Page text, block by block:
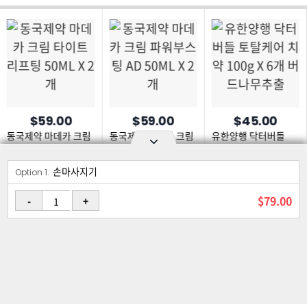
$59.00
동국제약 마데카 크림
타이트 리프팅 50ML
X 2개
$59.00
동국제약 마데카 크림
파워부스팅 AD 50ML
X 2개
$45.00
유한양행 닥터버들
토탈케어 치약 100g X
6개 버드나무추출
Option 1. 손마사지기
- + $79.00
로그인
이용약관 개인정보 보호정책 고객센터 제휴신청